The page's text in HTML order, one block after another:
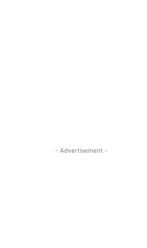
- Advertisement -